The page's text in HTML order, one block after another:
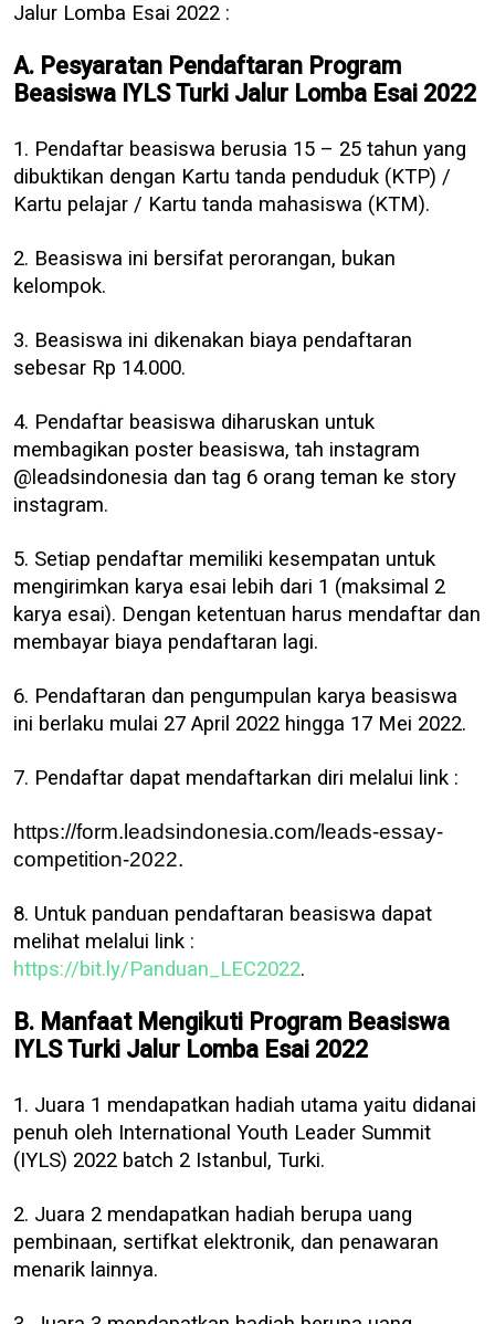
Jalur Lomba Esai 2022 :
A. Pesyaratan Pendaftaran Program
Beasiswa IYLS Turki Jalur Lomba Esai 2022
1. Pendaftar beasiswa berusia 15 – 25 tahun yang
dibuktikan dengan Kartu tanda penduduk (KTP) /
Kartu pelajar / Kartu tanda mahasiswa (KTM).
2. Beasiswa ini bersifat perorangan, bukan
kelompok.
3. Beasiswa ini dikenakan biaya pendaftaran
sebesar Rp 14.000.
4. Pendaftar beasiswa diharuskan untuk
membagikan poster beasiswa, tah instagram
@leadsindonesia dan tag 6 orang teman ke story
instagram.
5. Setiap pendaftar memiliki kesempatan untuk
mengirimkan karya esai lebih dari 1 (maksimal 2
karya esai). Dengan ketentuan harus mendaftar dan
membayar biaya pendaftaran lagi.
6. Pendaftaran dan pengumpulan karya beasiswa
ini berlaku mulai 27 April 2022 hingga 17 Mei 2022.
7. Pendaftar dapat mendaftarkan diri melalui link :
https://form.leadsindonesia.com/leads-essay-
competition-2022.
8. Untuk panduan pendaftaran beasiswa dapat
melihat melalui link :
https://bit.ly/Panduan_LEC2022.
B. Manfaat Mengikuti Program Beasiswa
IYLS Turki Jalur Lomba Esai 2022
1. Juara 1 mendapatkan hadiah utama yaitu didanai
penuh oleh International Youth Leader Summit
(IYLS) 2022 batch 2 Istanbul, Turki.
2. Juara 2 mendapatkan hadiah berupa uang
pembinaan, sertifkat elektronik, dan penawaran
menarik lainnya.